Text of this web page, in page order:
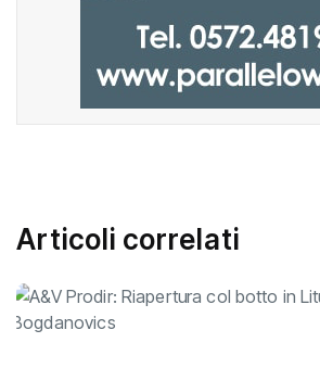
Articoli correlati